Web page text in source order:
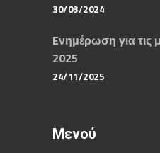
30/03/2024
Eνημέρωση για τις
2025
24/11/2025
Μενού